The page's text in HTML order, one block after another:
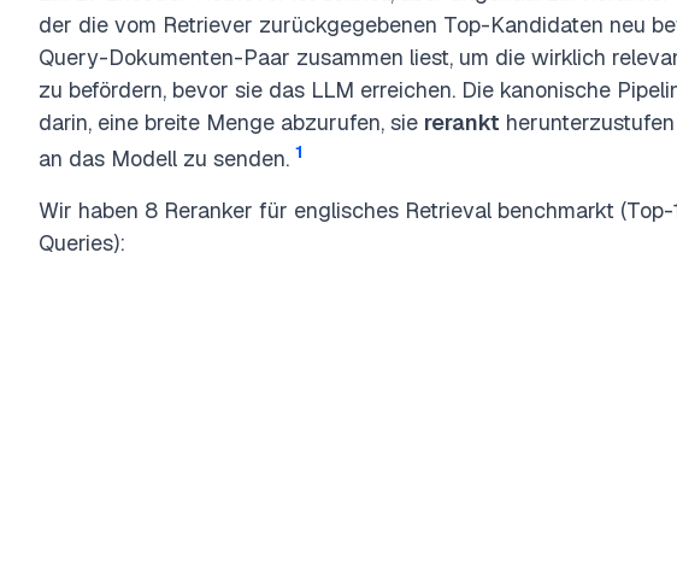
der die vom Retriever zurückgegebenen Top-Kandidaten neu
Query-Dokumenten-Paar zusammen liest, um die wirklich
zu befördern, bevor sie das LLM erreichen. Die kanonische
darin, eine breite Menge abzurufen, sie rerankt
an das Modell zu senden. 1
Wir haben 8 Reranker für englisches Retrieval benchmarkt
Queries):